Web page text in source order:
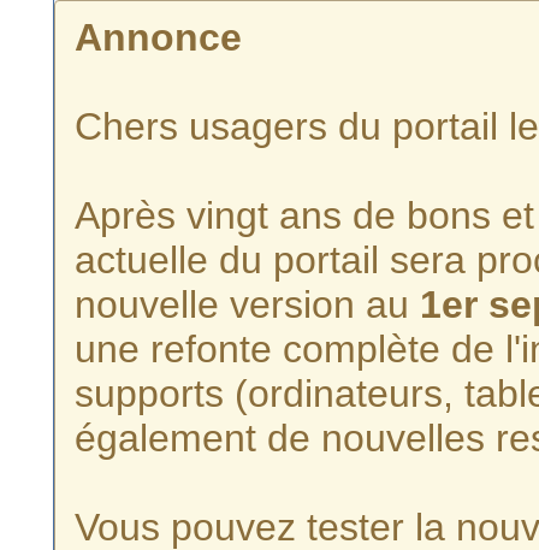
Annonce
Chers usagers du portail
Après vingt ans de bons
actuelle du portail sera
nouvelle version au 1er
une refonte complète de
supports (ordinateurs,
également de nouvelles
Vous pouvez tester la